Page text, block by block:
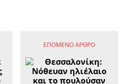
ΕΠΌΜΕΝΟ ΆΡΘΡΟ